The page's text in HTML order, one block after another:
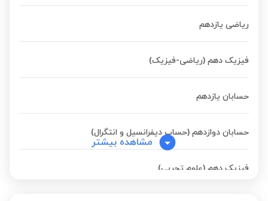
ریاضی یازدهم
فیزیک دهم (ریاضی-فیزیک)
حسابان یازدهم
حسابان دوازدهم (حساب دیفرانسیل و انتگرال)
فیزیک دهم (علوم تجربی)
مشاهده بیشتر